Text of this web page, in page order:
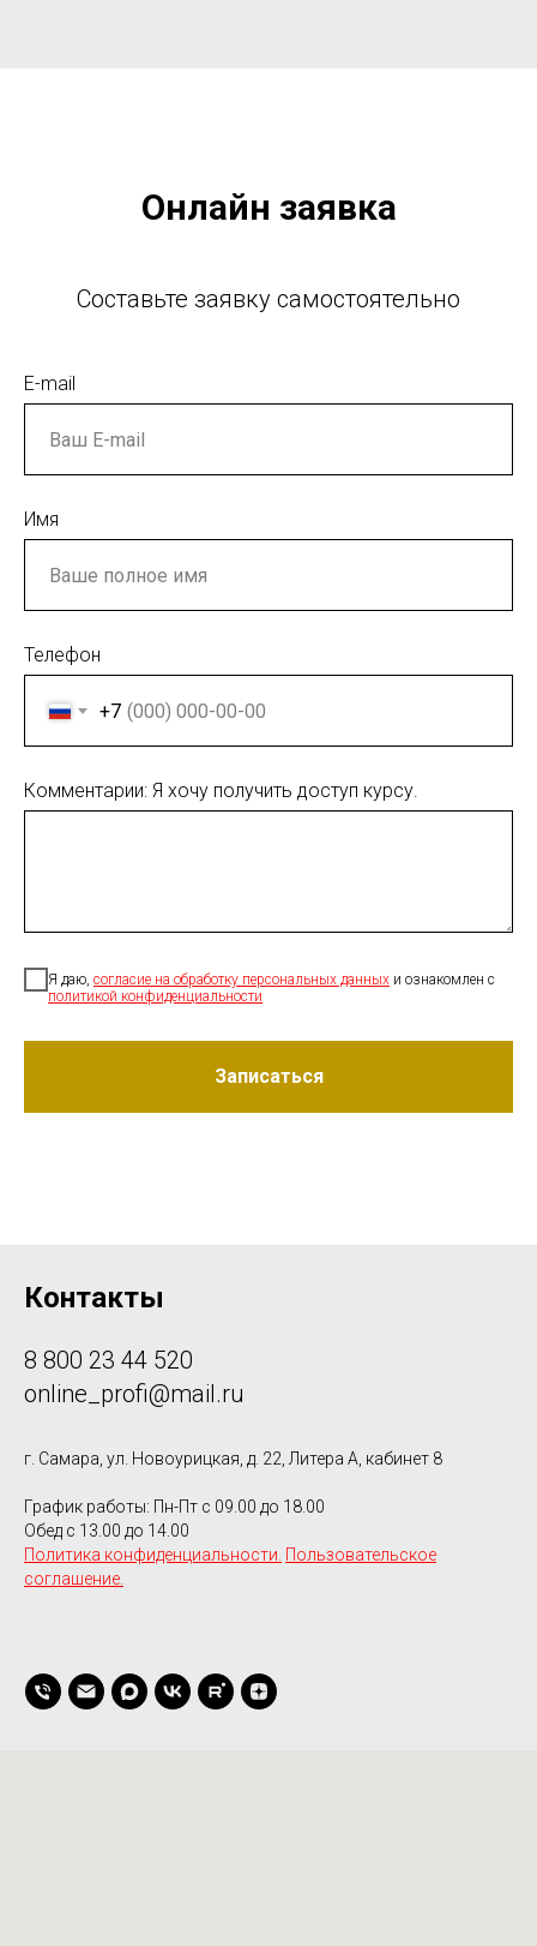
Онлайн заявка
Составьте заявку самостоятельно
E-mail
Имя
Телефон
+7
Комментарии: Я хочу получить доступ курсу.
Я даю, согласие на обработку персональных данных и ознакомлен c
политикой конфиденциальности
Записаться
Контакты
8 800 23 44 520
online_profi@mail.ru
г. Самара, ул. Новоурицкая, д. 22, Литера А, кабинет 8
График работы: Пн-Пт с 09.00 до 18.00
Обед с 13.00 до 14.00
Политика конфиденциальности. Пользовательское
соглашение.